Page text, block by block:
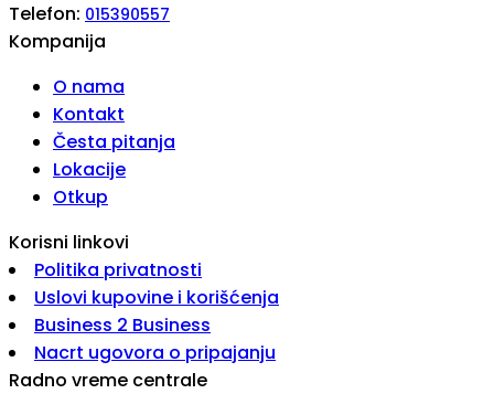
Telefon: 015390557
Kompanija
O nama
Kontakt
Česta pitanja
Lokacije
Otkup
Korisni linkovi
Politika privatnosti
Uslovi kupovine i korišćenja
Business 2 Business
Nacrt ugovora o pripajanju
Radno vreme centrale